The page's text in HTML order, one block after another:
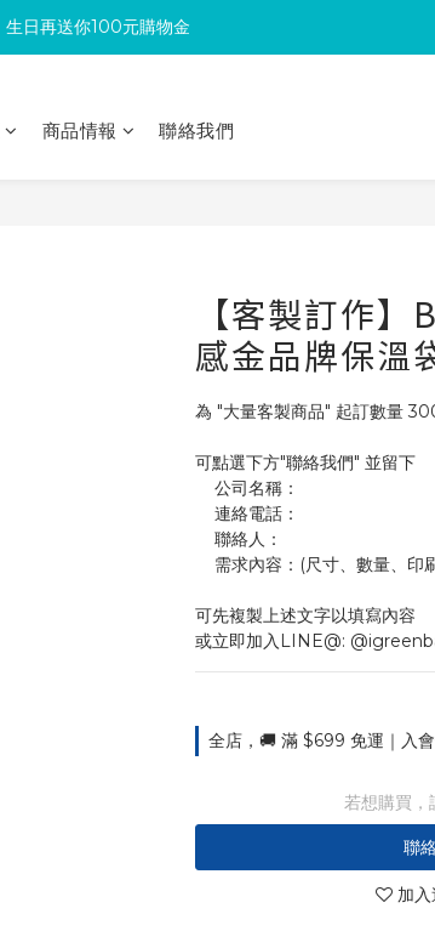
滿300回饋10%購物金
生日再送你100元購物金
滿300回饋10%購物金
商品情報 聯絡我們
【客製訂作
感金品牌保溫
為 "大量客製商品" 起訂數量
可點選下方"聯絡我們" 並留下
    公司名稱：
    連絡電話：
    聯絡人：
需求內容：(尺寸、數量、
可先複製上述文字以填寫內容
或立即加入LINE@:
全店，🚚 滿 $699 免運｜入
若想購買，
聯
加